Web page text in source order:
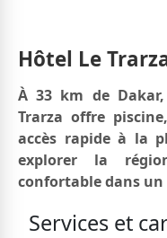
Hôtel Le
À 33 km de
Trarza offre
accès rapide à la
explorer la
confortable dans
Services et